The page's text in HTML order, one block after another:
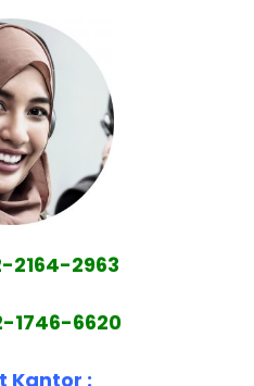
2164-2963
1746-6620
Kantor :